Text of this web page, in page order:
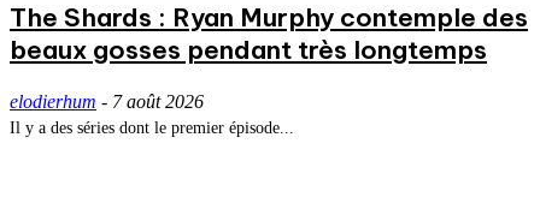
The Shards : Ryan Murphy contemple des
beaux gosses pendant très longtemps
elodierhum - 7 août 2026
Il y a des séries dont le premier épisode...